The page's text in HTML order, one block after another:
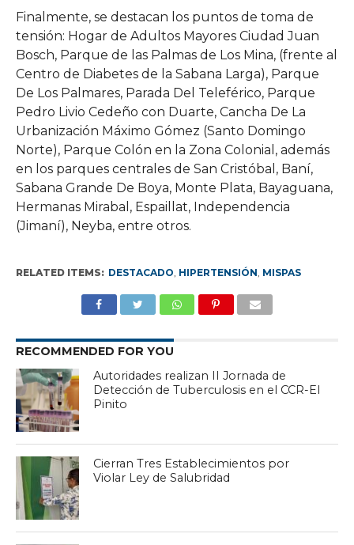
Finalmente, se destacan los puntos de toma de
tensión: Hogar de Adultos Mayores Ciudad Juan
Bosch, Parque de las Palmas de Los Mina, (frente al
Centro de Diabetes de la Sabana Larga), Parque
De Los Palmares, Parada Del Teleférico, Parque
Pedro Livio Cedeño con Duarte, Cancha De La
Urbanización Máximo Gómez (Santo Domingo
Norte), Parque Colón en la Zona Colonial, además
en los parques centrales de San Cristóbal, Baní,
Sabana Grande De Boya, Monte Plata, Bayaguana,
Hermanas Mirabal, Espaillat, Independencia
(Jimaní), Neyba, entre otros.
RELATED ITEMS: DESTACADO, HIPERTENSIÓN, MISPAS
RECOMMENDED FOR YOU
Autoridades realizan II Jornada de
Detección de Tuberculosis en el CCR-El
Pinito
Cierran Tres Establecimientos por
Violar Ley de Salubridad